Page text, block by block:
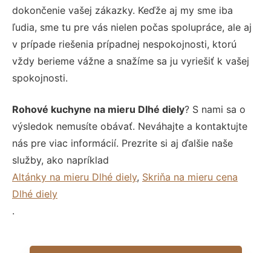
dokončenie vašej zákazky. Keďže aj my sme iba
ľudia, sme tu pre vás nielen počas spolupráce, ale aj
v prípade riešenia prípadnej nespokojnosti, ktorú
vždy berieme vážne a snažíme sa ju vyriešiť k vašej
spokojnosti.
Rohové kuchyne na mieru Dlhé diely? S nami sa o
výsledok nemusíte obávať. Neváhajte a kontaktujte
nás pre viac informácií. Prezrite si aj ďalšie naše
služby, ako napríklad
Altánky na mieru Dlhé diely, Skriňa na mieru cena
Dlhé diely
.